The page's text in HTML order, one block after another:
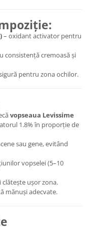
– oxidant activator pentru
consistență cremoasă și
pentru zona ochilor.
vopseaua Levissime
1.8% în proporție de
sau gene, evitând
vopselei (5–10
ușor zona.
mănuși adecvate.